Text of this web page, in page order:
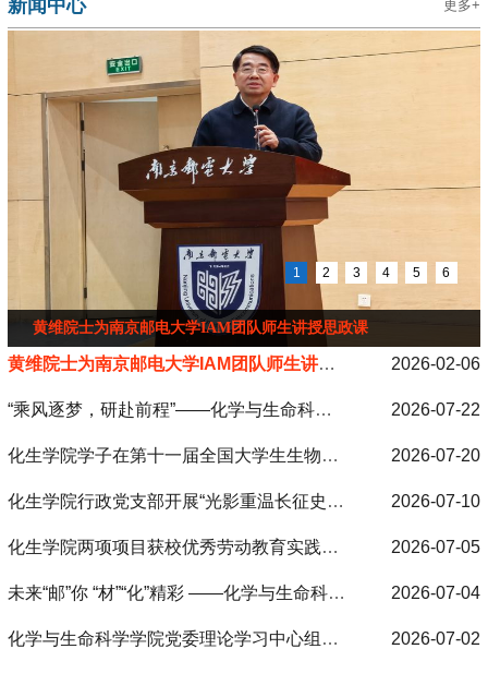
新闻中心 更多+
“乘风逐梦，研赴前程”——化学与生命科学学院开展2023...
1 2 3 4 5 6
黄维院士为南京邮电大学IAM团队师生讲授思政课 2026-02-06
“乘风逐梦，研赴前程”——化学与生命科学学院开展2023级暑期考研留校学生慰问活动 2026-07-22
化生学院学子在第十一届全国大学生生物医学工程创新设计竞赛中荣获3项一等奖 2026-07-20
化生学院行政党支部开展“光影重温长征史诗 实干践行育人初心”主题党日活动 2026-07-10
化生学院两项项目获校优秀劳动教育实践项目奖项 2026-07-05
未来“邮”你 “材”“化”精彩 ——化学与生命科学学院和材料科学与工程学院联合举办2026年全国优秀大学生暑期夏令营 2026-07-04
化学与生命科学学院党委理论学习中心组召开理论学习会 2026-07-02